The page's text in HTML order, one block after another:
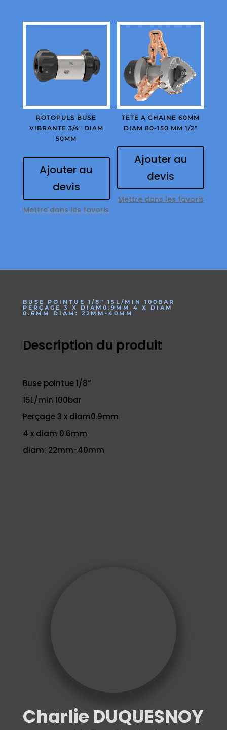
ROTOPULS BUSE
VIBRANTE 3/4″ DIAM
50MM
Ajouter au
devis
Mettre dans les favoris
TETE A CHAINE 60MM
DIAM 80-150 MM 1/2”
Ajouter au
devis
Mettre dans les favoris
BUSE POINTUE 1/8” 15L/MIN 100BAR
PERÇAGE 3 X DIAM0.9MM 4 X DIAM
0.6MM DIAM: 22MM-40MM
Description du produit
Buse pointue 1/8”
15L/min 100bar
Perçage 3 x diam0.9mm
4 x diam 0.6mm
diam: 22mm-40mm
Charlie DUQUESNOY